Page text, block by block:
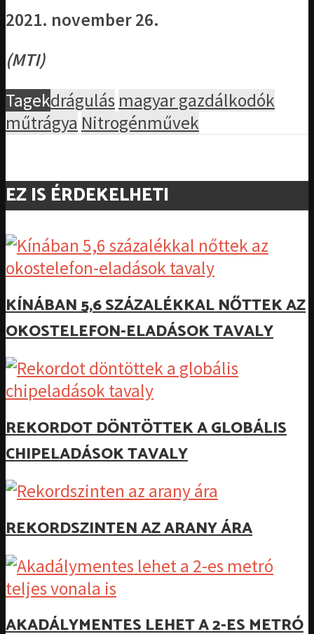
2021. november 26.
(MTI)
Tagekdrágulás magyar gazdálkodók
műtrágya Nitrogénművek
EZ IS ÉRDEKELHETI
KÍNÁBAN 5,6 SZÁZALÉKKAL NŐTTEK AZ
OKOSTELEFON-ELADÁSOK TAVALY
REKORDOT DÖNTÖTTEK A GLOBÁLIS
CHIPELADÁSOK TAVALY
REKORDSZINTEN AZ ARANY ÁRA
AKADÁLYMENTES LEHET A 2-ES METRÓ